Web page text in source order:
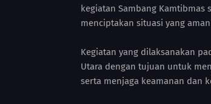
kegiatan Sambang Kamtibmas
menciptakan situasi yang
Kegiatan yang dilaksanakan
Utara dengan tujuan untuk
serta menjaga keamanan dan